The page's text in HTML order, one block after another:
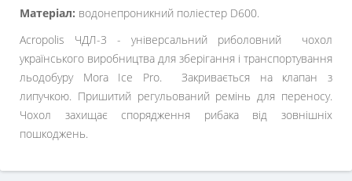
Матеріал: водонепроникний поліестер D600.
Acropolis ЧДЛ-3 - універсальний риболовний чохол
українського виробництва для зберігання і транспортування
льодобуру Mora Ice Pro. Закривається на клапан з
липучкою. Пришитий регульований ремінь для переносу.
Чохол захищає спорядження рибака від зовнішніх
пошкоджень.